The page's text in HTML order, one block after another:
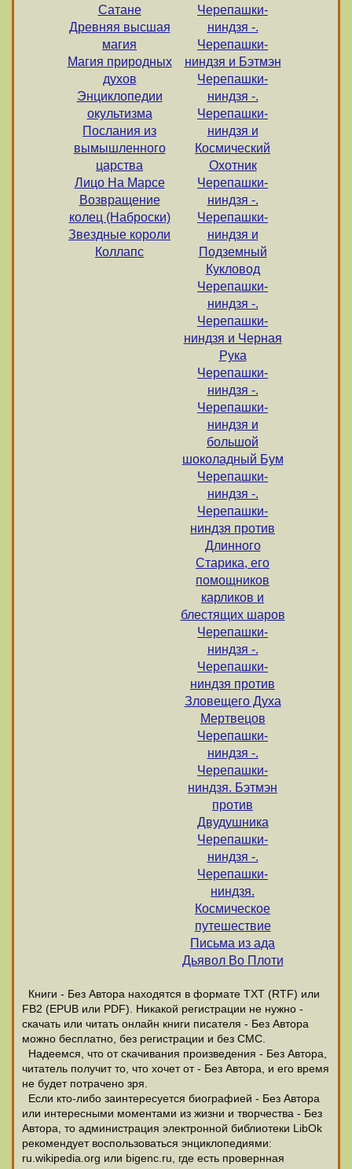
Сатане
Древняя высшая
магия
Магия природных
духов
Энциклопедии
окультизма
Послания из
вымышленного
царства
Лицо На Марсе
Возвращение
колец (Наброски)
Звездные короли
Коллапс
Черепашки-
ниндзя -.
Черепашки-
ниндзя и Бэтмэн
Черепашки-
ниндзя -.
Черепашки-
ниндзя и
Космический
Охотник
Черепашки-
ниндзя -.
Черепашки-
ниндзя и
Подземный
Кукловод
Черепашки-
ниндзя -.
Черепашки-
ниндзя и Черная
Рука
Черепашки-
ниндзя -.
Черепашки-
ниндзя и
большой
шоколадный Бум
Черепашки-
ниндзя -.
Черепашки-
ниндзя против
Длинного
Старика, его
помощников
карликов и
блестящих шаров
Черепашки-
ниндзя -.
Черепашки-
ниндзя против
Зловещего Духа
Мертвецов
Черепашки-
ниндзя -.
Черепашки-
ниндзя. Бэтмэн
против
Двудушника
Черепашки-
ниндзя -.
Черепашки-
ниндзя.
Космическое
путешествие
Письма из ада
Дьявол Во Плоти
Книги - Без Автора находятся в формате ТХТ (RTF) или
FB2 (EPUB или PDF). Никакой регистрации не нужно -
скачать или читать онлайн книги писателя - Без Автора
можно бесплатно, без регистрации и без СМС.
Надеемся, что от скачивания произведения - Без Автора,
читатель получит то, что хочет от - Без Автора, и его время
не будет потрачено зря.
Если кто-либо заинтересуется биографией - Без Автора
или интересными моментами из жизни и творчества - Без
Автора, то администрация электронной библиотеки LibOk
рекомендует воспользоваться энциклопедиями:
ru.wikipedia.org или bigenc.ru, где есть провернная